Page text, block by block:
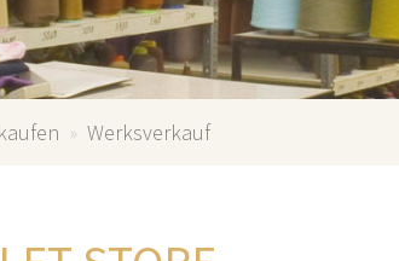
direkt.de
Werksverkauf